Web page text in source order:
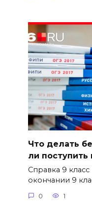
Что делать
ли
Справка 9
окончании 9
0 1